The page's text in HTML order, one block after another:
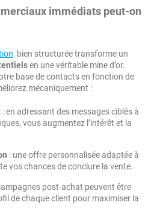
immédiats peut-on
bien structurée transforme un
en une véritable mine d’or.
base de contacts en fonction de
mécaniquement :
: en adressant des messages ciblés à
vous augmentez l’intérêt et la
: une offre personnalisée adaptée à
vos chances de conclure la vente.
post-achat peuvent être
de chaque client pour maximiser la